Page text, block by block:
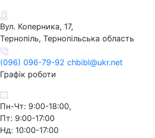
Вул. Коперника, 17,
Тернопіль, Тернопільська область
(096) 096-79-92 chbibl@ukr.net
Графік роботи
Пн-Чт: 9:00-18:00,
Пт: 9:00-17:00
Нд: 10:00-17:00